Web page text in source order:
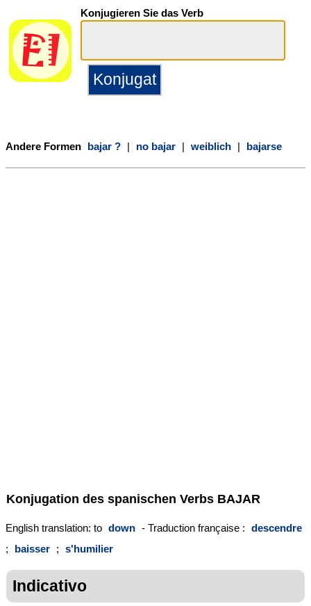
Konjugieren Sie das Verb
Andere Formen bajar ? | no bajar | weiblich | bajarse
Konjugation des spanischen Verbs BAJAR
English translation: to down - Traduction française : descendre
;
baisser ; s'humilier
Indicativo